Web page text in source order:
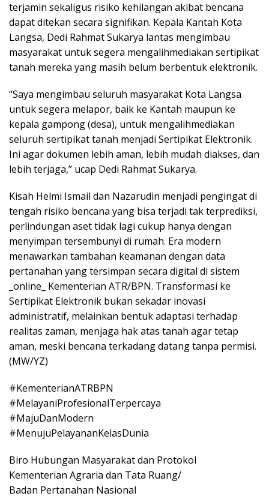
terjamin sekaligus risiko kehilangan akibat bencana
dapat ditekan secara signifikan. Kepala Kantah Kota
Langsa, Dedi Rahmat Sukarya lantas mengimbau
masyarakat untuk segera mengalihmediakan sertipikat
tanah mereka yang masih belum berbentuk elektronik.
“Saya mengimbau seluruh masyarakat Kota Langsa
untuk segera melapor, baik ke Kantah maupun ke
kepala gampong (desa), untuk mengalihmediakan
seluruh sertipikat tanah menjadi Sertipikat Elektronik.
Ini agar dokumen lebih aman, lebih mudah diakses, dan
lebih terjaga,” ucap Dedi Rahmat Sukarya.
Kisah Helmi Ismail dan Nazarudin menjadi pengingat di
tengah risiko bencana yang bisa terjadi tak terprediksi,
perlindungan aset tidak lagi cukup hanya dengan
menyimpan tersembunyi di rumah. Era modern
menawarkan tambahan keamanan dengan data
pertanahan yang tersimpan secara digital di sistem
_online_ Kementerian ATR/BPN. Transformasi ke
Sertipikat Elektronik bukan sekadar inovasi
administratif, melainkan bentuk adaptasi terhadap
realitas zaman, menjaga hak atas tanah agar tetap
aman, meski bencana terkadang datang tanpa permisi.
(MW/YZ)
#KementerianATRBPN
#MelayaniProfesionalTerpercaya
#MajuDanModern
#MenujuPelayananKelasDunia
Biro Hubungan Masyarakat dan Protokol
Kementerian Agraria dan Tata Ruang/
Badan Pertanahan Nasional